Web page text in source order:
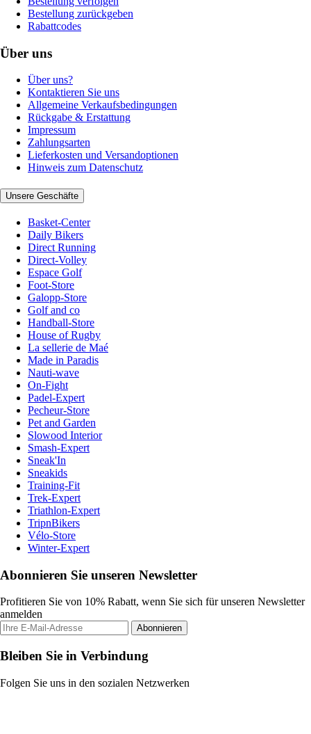
Bestellung zurückgeben
Rabattcodes
Über uns
Über uns?
Kontaktieren Sie uns
Allgemeine Verkaufsbedingungen
Rückgabe & Erstattung
Impressum
Zahlungsarten
Lieferkosten und Versandoptionen
Hinweis zum Datenschutz
Unsere Geschäfte
Basket-Center
Daily Bikers
Direct Running
Direct-Volley
Espace Golf
Foot-Store
Galopp-Store
Golf and co
Handball-Store
House of Rugby
La sellerie de Maé
Made in Paradis
Nauti-wave
On-Fight
Padel-Expert
Pecheur-Store
Pet and Garden
Slowood Interior
Smash-Expert
Sneak'In
Sneakids
Training-Fit
Trek-Expert
Triathlon-Expert
TripnBikers
Vélo-Store
Winter-Expert
Abonnieren Sie unseren Newsletter
Profitieren Sie von 10% Rabatt, wenn Sie sich für unseren Newsletter
anmelden
Abonnieren
Bleiben Sie in Verbindung
Folgen Sie uns in den sozialen Netzwerken